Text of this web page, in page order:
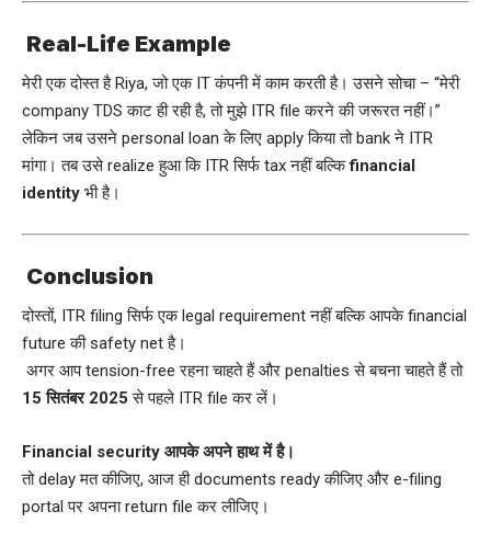
Real-Life Example
मेरी एक दोस्त है Riya, जो एक IT कंपनी में काम करती है। उसने सोचा – “मेरी
company TDS काट ही रही है, तो मुझे ITR file करने की जरूरत नहीं।”
लेकिन जब उसने personal loan के लिए apply किया तो bank ने ITR
मांगा। तब उसे realize हुआ कि ITR सिर्फ tax नहीं बल्किfinancial
identity भी है।
Conclusion
दोस्तों, ITR filing सिर्फ एक legal requirement नहीं बल्कि आपके financial
future की safety net है।
अगर आप tension-free रहना चाहते हैं और penalties से बचना चाहते हैं तो
15 सितंबर 2025 से पहले ITR file कर लें।
Financial security आपके अपने हाथ में है।
तो delay मत कीजिए, आज ही documents ready कीजिए और e-filing
portal पर अपना return file कर लीजिए।